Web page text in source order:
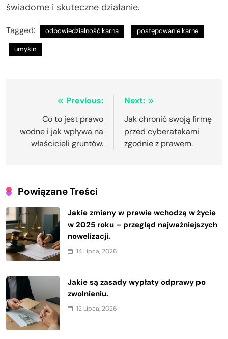
świadome i skuteczne działanie.
Tagged: odpowiedzialność karna postępowanie karne
umyśln
Nawigacja
wpisu
Previous:
Co to jest prawo
wodne i jak wpływa na
właścicieli gruntów.
Next:
Jak chronić swoją firmę
przed cyberatakami
zgodnie z prawem.
Powiązane Treści
Jakie zmiany w prawie wchodzą w życie
w 2025 roku – przegląd najważniejszych
nowelizacji.
14 Lipca, 2026
Jakie są zasady wypłaty odprawy po
zwolnieniu.
12 Lipca, 2026